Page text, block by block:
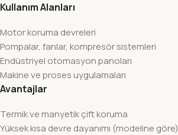
Kullanım Alanları
Motor koruma devreleri
Pompalar, fanlar, kompresör sistemleri
Endüstriyel otomasyon panoları
Makine ve proses uygulamaları
Avantajlar
Termik ve manyetik çift koruma
Yüksek kısa devre dayanımı (modeline göre)